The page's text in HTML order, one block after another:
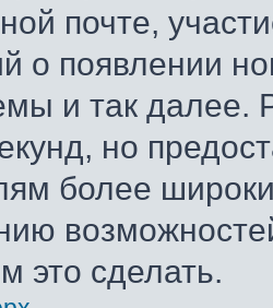
почте,
о появлении
и так далее.
но
более
это сделать.